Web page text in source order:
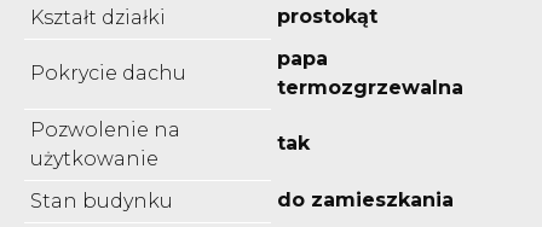
Kształt działki
prostokąt
Pokrycie dachu
papa
termozgrzewalna
Pozwolenie na
użytkowanie
tak
Stan budynku
do zamieszkania